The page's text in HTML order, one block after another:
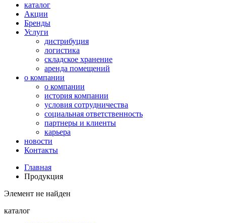
каталог
Акции
Бренды
Услуги
дистрибуция
логистика
складское хранение
аренда помещений
о компании
о компании
история компании
условия сотрудничества
социальная ответственность
партнеры и клиенты
карьера
новости
Контакты
Главная
Продукция
Элемент не найден
каталог